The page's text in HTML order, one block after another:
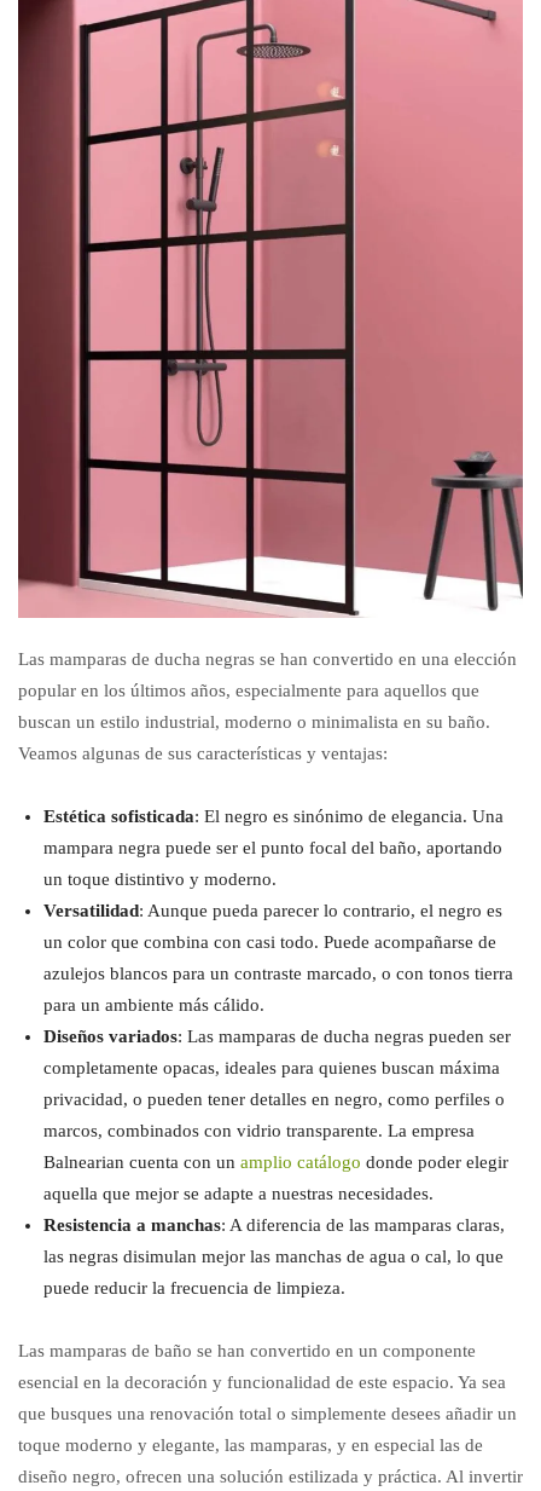
Las mamparas de ducha negras se han convertido en una elección
popular en los últimos años, especialmente para aquellos que
buscan un estilo industrial, moderno o minimalista en su baño.
Veamos algunas de sus características y ventajas:
Estética sofisticada: El negro es sinónimo de elegancia. Una
mampara negra puede ser el punto focal del baño, aportando
un toque distintivo y moderno.
Versatilidad: Aunque pueda parecer lo contrario, el negro es
un color que combina con casi todo. Puede acompañarse de
azulejos blancos para un contraste marcado, o con tonos tierra
para un ambiente más cálido.
Diseños variados: Las mamparas de ducha negras pueden ser
completamente opacas, ideales para quienes buscan máxima
privacidad, o pueden tener detalles en negro, como perfiles o
marcos, combinados con vidrio transparente. La empresa
Balnearian cuenta con un amplio catálogo donde poder elegir
aquella que mejor se adapte a nuestras necesidades.
Resistencia a manchas: A diferencia de las mamparas claras,
las negras disimulan mejor las manchas de agua o cal, lo que
puede reducir la frecuencia de limpieza.
Las mamparas de baño se han convertido en un componente
esencial en la decoración y funcionalidad de este espacio. Ya sea
que busques una renovación total o simplemente desees añadir un
toque moderno y elegante, las mamparas, y en especial las de
diseño negro, ofrecen una solución estilizada y práctica. Al invertir